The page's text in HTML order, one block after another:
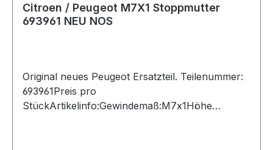
Citroen / Peugeot M7X1 Stoppmutter
693961 NEU NOS
Original neues Peugeot Ersatzteil. Teilenummer:
693961Preis pro
StückArtikelinfo:Gewindemaß:M7x1Höhe